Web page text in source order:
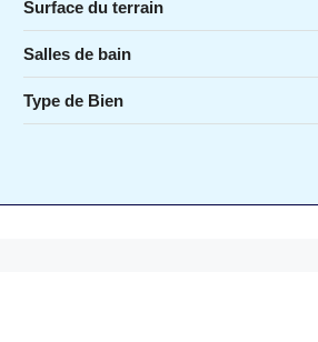
Surface du terrain
Salles de bain
Type de Bien